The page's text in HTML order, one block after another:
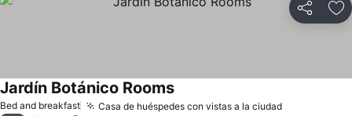
Compartir
Bed and breakfast Casa de huéspedes con vistas a la ciudadVer precios
Jardín Botánico RoomsVer precios